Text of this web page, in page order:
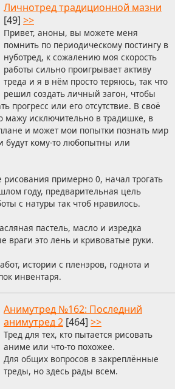
Личнотред традиционной мазни
[49] >>
Привет, аноны, вы можете меня
помнить по периодическому постингу в
нуботред, к сожалению моя скорость
работы сильно проигрывает активу
треда и я в нём просто теряюсь, так что
решил создать личный загон, чтобы
прогресс или его отсутствие. В своё
мажу исключительно в традишке, в
и может мои попытки познать мир
будут кому-то любопытны или
примерно 0, начал трогать
году, предварительная цель
с натуры так чтоб нравилось.
пастель, масло и изредка
враги это лень и кривоватые руки.
истории с пленэров, годнота и
инвентаря.
Анимутред №162: Последний
анимутред 2 [464] >>
Тред для тех, кто пытается рисовать
аниме или что-то похожее.
Для общих вопросов в закреплённые
треды, но здесь рады всем.